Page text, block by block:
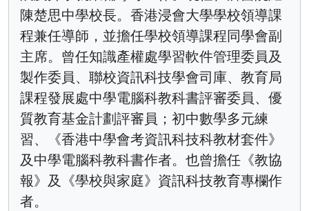
陳楚思中學校長。香港浸會大學學校領導課
程兼任導師，並擔任學校領導課程同學會副
主席。曾任知識產權處學習軟件管理委員及
製作委員、聯校資訊科技學會司庫、教育局
課程發展處中學電腦科教科書評審委員、優
質教育基金計劃評審員；初中數學多元練
習、《香港中學會考資訊科技科教材套件》
及中學電腦科教科書作者。也曾擔任《教協
報》及《學校與家庭》資訊科技教育專欄作
者。